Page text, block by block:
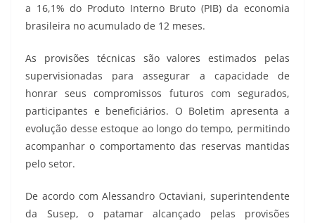
a 16,1% do Produto Interno Bruto (PIB) da economia
brasileira no acumulado de 12 meses.
As provisões técnicas são valores estimados pelas
supervisionadas para assegurar a capacidade de
honrar seus compromissos futuros com segurados,
participantes e beneficiários. O Boletim apresenta a
evolução desse estoque ao longo do tempo, permitindo
acompanhar o comportamento das reservas mantidas
pelo setor.
De acordo com Alessandro Octaviani, superintendente
da Susep, o patamar alcançado pelas provisões